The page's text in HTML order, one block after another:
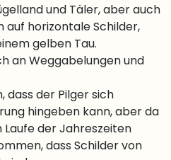
und Täler, aber auch
horizontale Schilder,
gelben Tau.
an Weggabelungen und
dass der Pilger sich
hingeben kann, aber da
Laufe der Jahreszeiten
dass Schilder von